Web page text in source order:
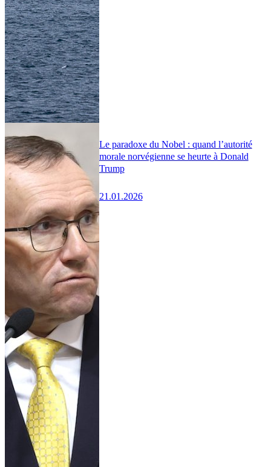
Le paradoxe du Nobel : quand l’autorité
morale norvégienne se heurte à Donald
Trump
21.01.2026